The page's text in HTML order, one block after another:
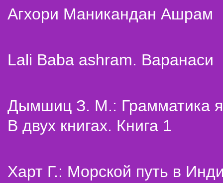
Агхори Маникандан Ашрам
Lali Baba ashram. Варанаси
Дымшиц З. М.: Грамматика
В двух книгах. Книга 1
Харт Г.: Морской путь в